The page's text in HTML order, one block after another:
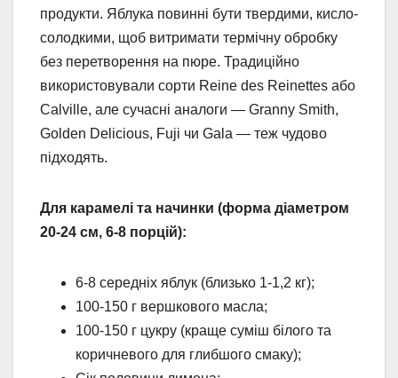
продукти. Яблука повинні бути твердими, кисло-
солодкими, щоб витримати термічну обробку
без перетворення на пюре. Традиційно
використовували сорти Reine des Reinettes або
Calville, але сучасні аналоги — Granny Smith,
Golden Delicious, Fuji чи Gala — теж чудово
підходять.
Для карамелі та начинки (форма діаметром
20-24 см, 6-8 порцій):
6-8 середніх яблук (близько 1-1,2 кг);
100-150 г вершкового масла;
100-150 г цукру (краще суміш білого та
коричневого для глибшого смаку);